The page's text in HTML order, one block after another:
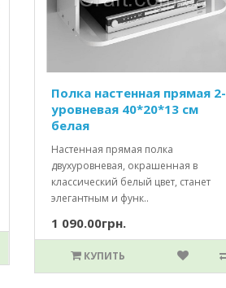
Полка настенная прямая 2-
уровневая 40*20*13 см
белая
Настенная прямая полка
двухуровневая, окрашенная в
классический белый цвет, станет
элегантным и функ..
1 090.00грн.
КУПИТЬ